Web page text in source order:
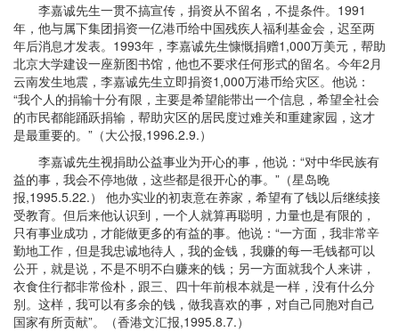
李嘉诚先生一贯不搞宣传，捐资从不留名，不提条件。1991
年，他与属下集团捐资一亿港币给中国残疾人福利基金会，迟至两
年后消息才发表。1993年，李嘉诚先生慷慨捐赠1,000万美元，帮助
北京大学建设一座新图书馆，他也不要求任何形式的留名。今年2月
云南发生地震，李嘉诚先生立即捐资1,000万港币给灾区。他说：
“我个人的捐输十分有限，主要是希望能带出一个信息，希望全社会
的市民都能踊跃捐输，帮助灾区的居民度过难关和重建家园，这才
是最重要的。”（大公报,1996.2.9.）
李嘉诚先生视捐助公益事业为开心的事，他说：“对中华民族有
益的事，我会不停地做，这些都是很开心的事。”（星岛晚
报,1995.5.22.） 他办实业的初衷意在养家，希望有了钱以后继续接
受教育。但后来他认识到，一个人就算再聪明，力量也是有限的，
只有事业成功，才能做更多的有益的事。他说：“一方面，我非常辛
勤地工作，但是我忠诚地待人，我的金钱，我赚的每一毛钱都可以
公开，就是说，不是不明不白赚来的钱；另一方面就我个人来讲，
衣食住行都非常俭朴，跟三、四十年前根本就是一样，没有什么分
别。这样，我可以有多余的钱，做我喜欢的事，对自己同胞对自己
国家有所贡献”。（香港文汇报,1995.8.7.）